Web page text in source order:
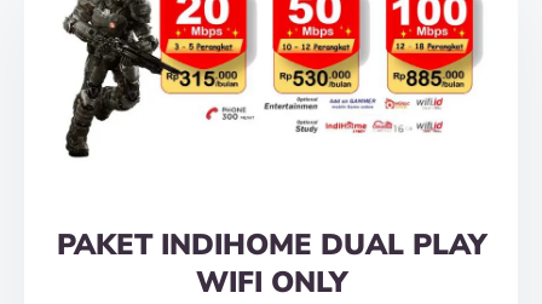
PAKET INDIHOME DUAL PLAY
WIFI ONLY